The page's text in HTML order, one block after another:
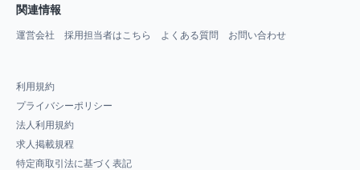
関連情報
運営会社 採用担当者はこちら よくある質問 お問い合わせ
利用規約
プライバシーポリシー
法人利用規約
求人掲載規程
特定商取引法に基づく表記